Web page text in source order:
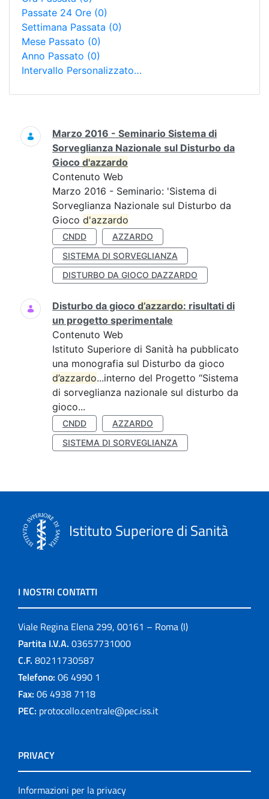
Passate 24 Ore (0)
Settimana Passata (0)
Mese Passato (0)
Anno Passato (0)
Intervallo Personalizzato…
Ricerca
Marzo 2016 - Seminario Sistema di
Sorveglianza Nazionale sul Disturbo da
Gioco d'azzardo
Contenuto Web
Marzo 2016 - Seminario: 'Sistema di
Sorveglianza Nazionale sul Disturbo da
Gioco d'azzardo
CNDD
AZZARDO
SISTEMA DI SORVEGLIANZA
DISTURBO DA GIOCO DAZZARDO
Disturbo da gioco d’azzardo: risultati di
un progetto sperimentale
Contenuto Web
Istituto Superiore di Sanità ha pubblicato
una monografia sul Disturbo da gioco
d’azzardo...interno del Progetto “Sistema
di sorveglianza nazionale sul disturbo da
gioco...
CNDD
AZZARDO
SISTEMA DI SORVEGLIANZA
Istituto Superiore di Sanità
I NOSTRI CONTATTI
Viale Regina Elena 299, 00161 – Roma (I)
Partita I.V.A. 03657731000
C.F. 80211730587
Telefono: 06 4990 1
Fax: 06 4938 7118
PEC: protocollo.centrale@pec.iss.it
PRIVACY
Informazioni per la privacy